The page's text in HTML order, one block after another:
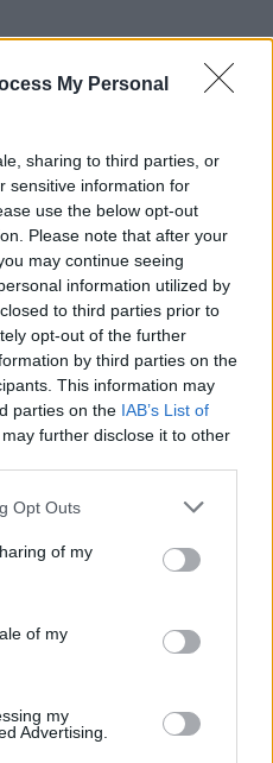
My Personal
sharing to third parties, or
sensitive information for
use the below opt-out
Please note that after your
may continue seeing
information utilized by
to third parties prior to
opt-out of the further
by third parties on the
This information may
parties on the IAB’s List of
further disclose it to other
Opt Outs
of my
of my
my
Advertising.